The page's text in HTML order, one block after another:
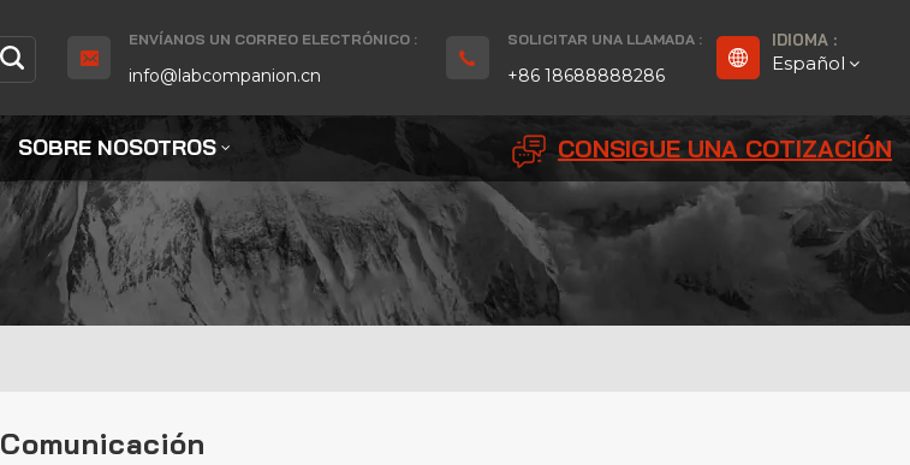
ENVÍANOS UN CORREO ELECTRÓNICO :
info@labcompanion.cn
SOLICITAR UNA LLAMADA :
+86 18688888286
IDIOMA :
Español
SOBRE NOSOTROS CONSIGUE UNA COTIZACIÓN
Comunicación